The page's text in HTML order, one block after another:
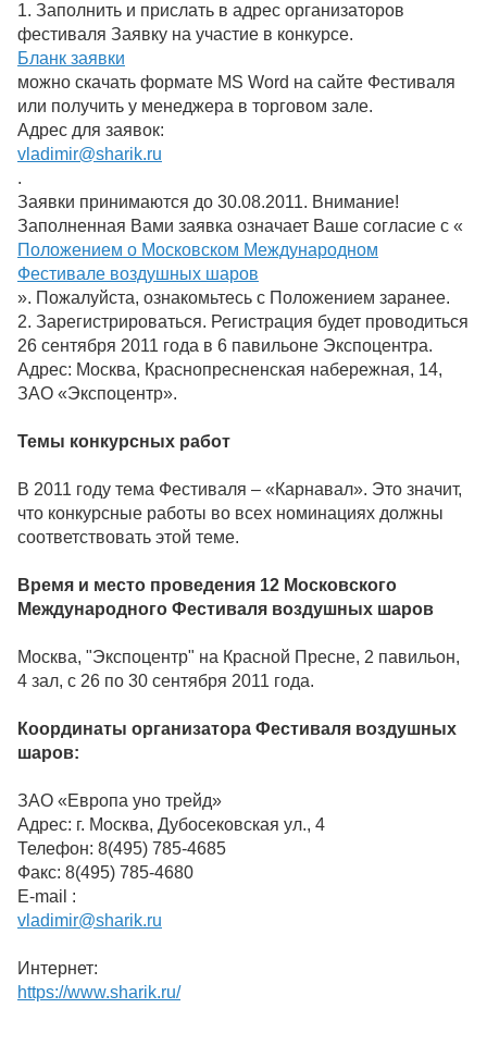
1. Заполнить и прислать в адрес организаторов
фестиваля Заявку на участие в конкурсе.
Бланк заявки
можно скачать формате MS Word на сайте Фестиваля
или получить у менеджера в торговом зале.
Адрес для заявок:
vladimir@sharik.ru
.
Заявки принимаются до 30.08.2011. Внимание!
Заполненная Вами заявка означает Ваше согласие с «
Положением о Московском Международном
Фестивале воздушных шаров
». Пожалуйста, ознакомьтесь с Положением заранее.
2. Зарегистрироваться. Регистрация будет проводиться
26 сентября 2011 года в 6 павильоне Экспоцентра.
Адрес: Москва, Краснопресненская набережная, 14,
ЗАО «Экспоцентр».
Темы конкурсных работ
В 2011 году тема Фестиваля – «Карнавал». Это значит,
что конкурсные работы во всех номинациях должны
соответствовать этой теме.
Время и место проведения 12 Московского
Международного Фестиваля воздушных шаров
Москва, "Экспоцентр" на Красной Пресне, 2 павильон,
4 зал, с 26 по 30 сентября 2011 года.
Координаты организатора Фестиваля воздушных
шаров:
ЗАО «Европа уно трейд»
Адрес: г. Москва, Дубосековская ул., 4
Телефон: 8(495) 785-4685
Факс: 8(495) 785-4680
E-mail :
vladimir@sharik.ru
Интернет:
https://www.sharik.ru/